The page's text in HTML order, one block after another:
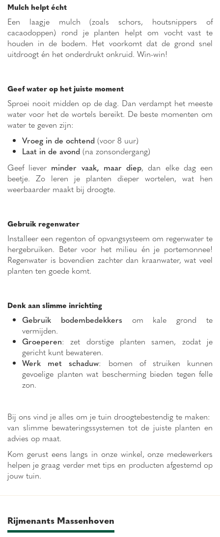
Mulch helpt écht
Een laagje mulch (zoals schors, houtsnippers of
cacaodoppen) rond je planten helpt om vocht vast te
houden in de bodem. Het voorkomt dat de grond snel
uitdroogt én het onderdrukt onkruid. Win-win!
Geef water op het juiste moment
Sproei nooit midden op de dag. Dan verdampt het meeste
water voor het de wortels bereikt. De beste momenten om
water te geven zijn:
Vroeg in de ochtend (voor 8 uur)
Laat in de avond (na zonsondergang)
Geef liever minder vaak, maar diep, dan elke dag een
beetje. Zo leren je planten dieper wortelen, wat hen
weerbaarder maakt bij droogte.
Gebruik regenwater
Installeer een regenton of opvangsysteem om regenwater te
hergebruiken. Beter voor het milieu én je portemonnee!
Regenwater is bovendien zachter dan kraanwater, wat veel
planten ten goede komt.
Denk aan slimme inrichting
Gebruik bodembedekkers om kale grond te
vermijden.
Groeperen: zet dorstige planten samen, zodat je
gericht kunt bewateren.
Werk met schaduw: bomen of struiken kunnen
gevoelige planten wat bescherming bieden tegen felle
zon.
Bij ons vind je alles om je tuin droogtebestendig te maken:
van slimme bewateringssystemen tot de juiste planten en
advies op maat.
Kom gerust eens langs in onze winkel, onze medewerkers
helpen je graag verder met tips en producten afgestemd op
jouw tuin.
Rijmenants Massenhoven